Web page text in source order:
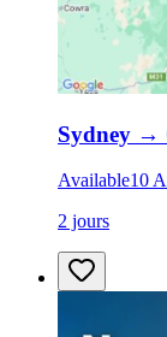
Sydney →
Available10
2 jours